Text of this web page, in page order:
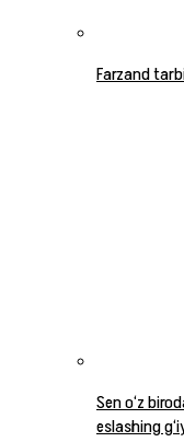
Farzand
Sen o‘z
eslashing